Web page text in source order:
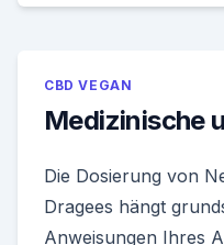
CBD VEGAN
Medizinische
Die Dosierung von
Dragees hängt
Anweisungen Ihres